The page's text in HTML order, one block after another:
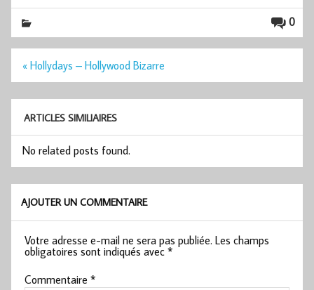
0
Navigation
« Hollydays – Hollywood Bizarre
ARTICLES SIMILIAIRES
No related posts found.
AJOUTER UN COMMENTAIRE
Votre adresse e-mail ne sera pas publiée. Les champs
obligatoires sont indiqués avec*
Commentaire*